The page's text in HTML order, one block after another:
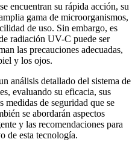
encuentran su rápida acción, su
gama de microorganismos,
de uso. Sin embargo, es
radiación UV-C puede ser
las precauciones adecuadas,
y los ojos.
análisis detallado del sistema de
evaluando su eficacia, sus
medidas de seguridad que se
se abordarán aspectos
y las recomendaciones para
de esta tecnología.